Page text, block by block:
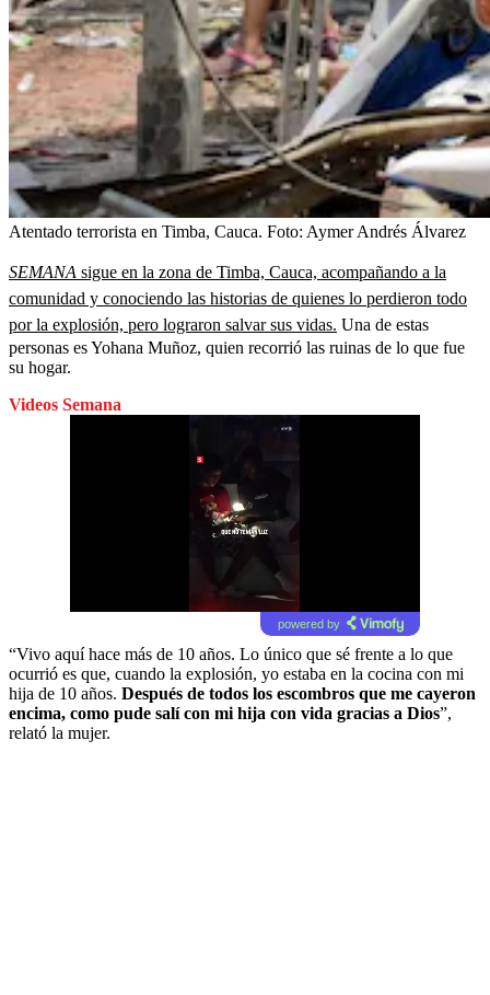
Atentado terrorista en Timba, Cauca. Foto: Aymer Andrés Álvarez
SEMANA sigue en la zona de Timba, Cauca, acompañando a la
comunidad y conociendo las historias de quienes lo perdieron todo
por la explosión, pero lograron salvar sus vidas. Una de estas
personas es Yohana Muñoz, quien recorrió las ruinas de lo que fue
su hogar.
Videos Semana
powered by
“Vivo aquí hace más de 10 años. Lo único que sé frente a lo que
ocurrió es que, cuando la explosión, yo estaba en la cocina con mi
hija de 10 años. Después de todos los escombros que me cayeron
encima, como pude salí con mi hija con vida gracias a Dios”,
relató la mujer.